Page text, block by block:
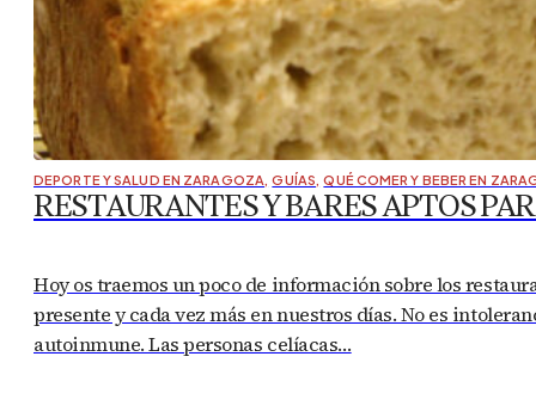
DEPORTE Y SALUD EN ZARAGOZA, GUÍAS, QUÉ COMER Y BEBER EN
RESTAURANTES Y BARES APTOS
Hoy os traemos un poco de información sobre los
presente y cada vez más en nuestros días. No es
autoinmune. Las personas celíacas…